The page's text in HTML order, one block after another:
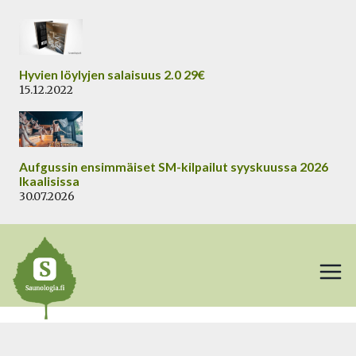
sisältöön
Hyvien löylyjen salaisuus 2.0 29€
15.12.2022
Aufgussin ensimmäiset SM-kilpailut syyskuussa 2026
Ikaalisissa
30.07.2026